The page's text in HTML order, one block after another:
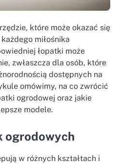
które może okazać się
miłośnika
łopatki może
zwłaszcza dla osób, które
dostępnych na
omówimy, na co zwrócić
ogrodowej oraz jakie
modele.
ogrodowych
w różnych kształtach i